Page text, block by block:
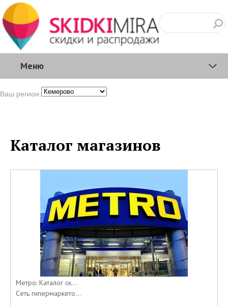
Меню
Ваш регион:
Каталог магазинов
Метро: Каталог ск...
Сеть гипермаркето...